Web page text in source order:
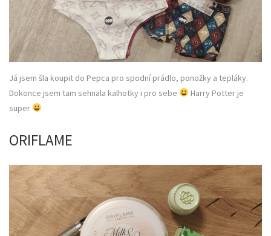
Já jsem šla koupit do Pepca pro spodní prádlo, ponožky a tepláky.
Dokonce jsem tam sehnala kalhotky i pro sebe
Harry Potter je
super
ORIFLAME